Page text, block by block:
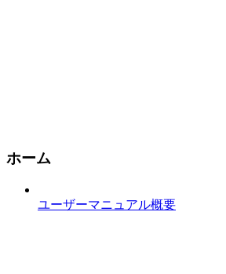
ホーム
ユーザーマニュアル概要